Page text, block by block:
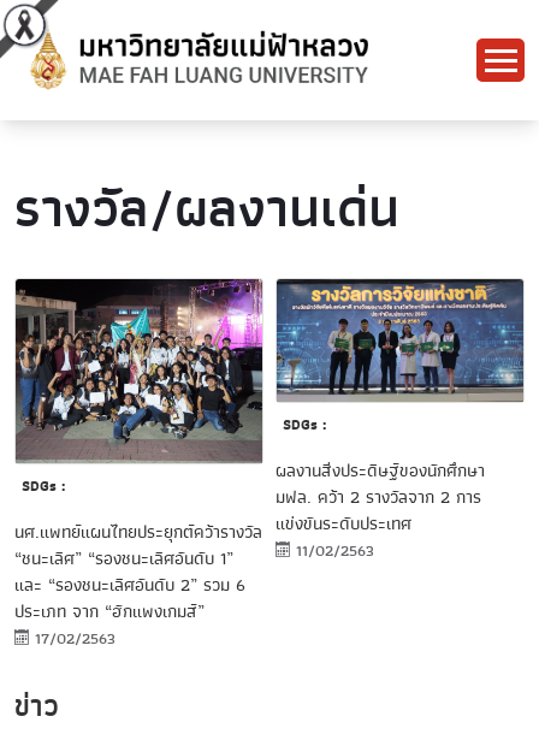
รางวัล/ผลงานเด่น
SDGs :
นศ.แพทย์แผนไทยประยุกต์คว้ารางวัล
“ชนะเลิศ” “รองชนะเลิศอันดับ 1”
และ “รองชนะเลิศอันดับ 2” รวม 6
ประเภท จาก “ฮักแพงเกมส์”
17/02/2563
SDGs :
ผลงานสิ่งประดิษฐ์ของนักศึกษา
มฟล. คว้า 2 รางวัลจาก 2 การ
แข่งขันระดับประเทศ
11/02/2563
ข่าว